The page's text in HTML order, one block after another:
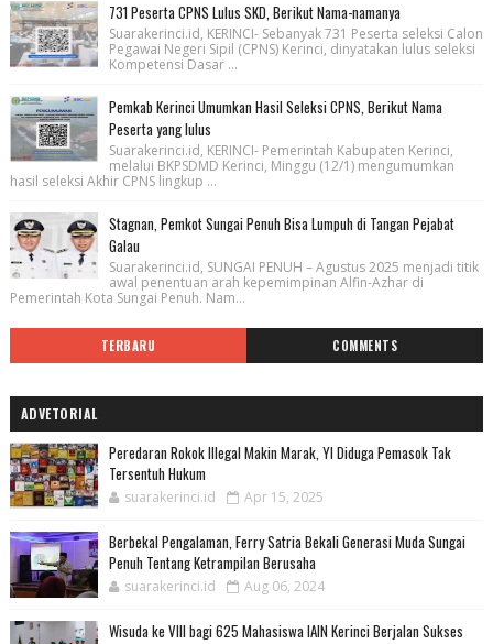
731 Peserta CPNS Lulus SKD, Berikut Nama-namanya
Suarakerinci.id, KERINCI- Sebanyak 731 Peserta seleksi Calon
Pegawai Negeri Sipil (CPNS) Kerinci, dinyatakan lulus seleksi
Kompetensi Dasar ...
Pemkab Kerinci Umumkan Hasil Seleksi CPNS, Berikut Nama
Peserta yang lulus
Suarakerinci.id, KERINCI- Pemerintah Kabupaten Kerinci,
melalui BKPSDMD Kerinci, Minggu (12/1) mengumumkan
hasil seleksi Akhir CPNS lingkup ...
Stagnan, Pemkot Sungai Penuh Bisa Lumpuh di Tangan Pejabat
Galau
Suarakerinci.id, SUNGAI PENUH – Agustus 2025 menjadi titik
awal penentuan arah kepemimpinan Alfin-Azhar di
Pemerintah Kota Sungai Penuh. Nam...
TERBARU COMMENTS
ADVETORIAL
Peredaran Rokok Illegal Makin Marak, YI Diduga Pemasok Tak
Tersentuh Hukum
suarakerinci.id Apr 15, 2025
Berbekal Pengalaman, Ferry Satria Bekali Generasi Muda Sungai
Penuh Tentang Ketrampilan Berusaha
suarakerinci.id Aug 06, 2024
Wisuda ke VIII bagi 625 Mahasiswa IAIN Kerinci Berjalan Sukses